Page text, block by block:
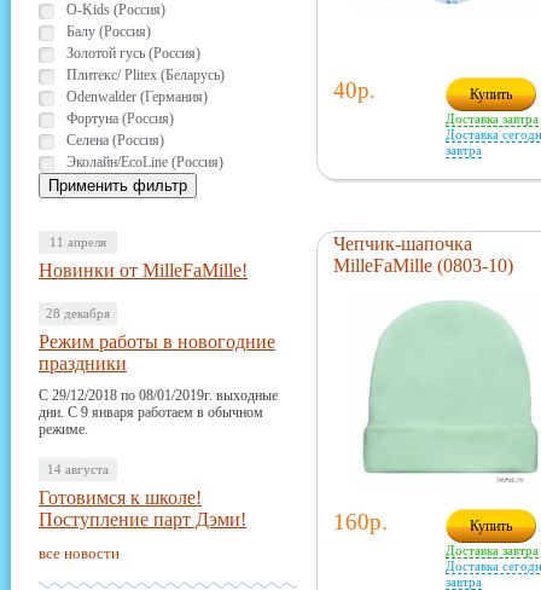
O-Kids (Россия)
Балу (Россия)
Золотой гусь (Россия)
Плитекс/ Plitex (Беларусь)
Odenwalder (Германия)
Фортуна (Россия)
Селена (Россия)
Эколайн/EcoLine (Россия)
11 апреля
Новинки от MilleFaMille!
28 декабря
Режим работы в новогодние
праздники
С 29/12/2018 по 08/01/2019г. выходные
дни. С 9 января работаем в обычном
режиме.
14 августа
Готовимся к школе!
Поступление парт Дэми!
все новости
40р. Купить
Доставка завтра
Доставка
завтра
Чепчик-шапочка
MilleFaMille (0803-10)
160р. Купить
Доставка завтра
Доставка
завтра